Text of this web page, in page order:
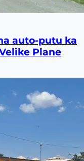
auto-putu ka
Plane